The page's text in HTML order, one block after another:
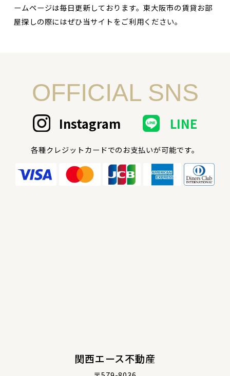
ームページは毎日更新しております。東大阪市の賃貸お部
屋探しの際にはぜひ当サイトをご利用ください。
OFFICIAL SNS
Instagram LINE
各種クレジットカードでのお支払いが可能です。
関西エース不動産